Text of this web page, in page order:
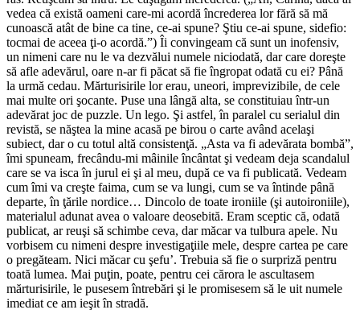
vedea că există oameni care-mi acordă încrederea lor fără să mă
cunoască atât de bine ca tine, ce-ai spune? Ştiu ce-ai spune, sidefio:
tocmai de aceea ţi-o acordă.”) Îi convingeam că sunt un inofensiv,
un nimeni care nu le va dezvălui numele niciodată, dar care doreşte
să afle adevărul, oare n-ar fi păcat să fie îngropat odată cu ei? Până
la urmă cedau. Mărturisirile lor erau, uneori, imprevizibile, de cele
mai multe ori şocante. Puse una lângă alta, se constituiau într-un
adevărat joc de puzzle. Un lego. Şi astfel, în paralel cu serialul din
revistă, se năştea la mine acasă pe birou o carte având acelaşi
subiect, dar o cu totul altă consistenţă. „Asta va fi adevărata bombă”,
îmi spuneam, frecându-mi mâinile încântat şi vedeam deja scandalul
care se va isca în jurul ei şi al meu, după ce va fi publicată. Vedeam
cum îmi va creşte faima, cum se va lungi, cum se va întinde până
departe, în ţările nordice… Dincolo de toate ironiile (şi autoironiile),
materialul adunat avea o valoare deosebită. Eram sceptic că, odată
publicat, ar reuşi să schimbe ceva, dar măcar va tulbura apele. Nu
vorbisem cu nimeni despre investigaţiile mele, despre cartea pe care
o pregăteam. Nici măcar cu şefu’. Trebuia să fie o surpriză pentru
toată lumea. Mai puţin, poate, pentru cei cărora le ascultasem
mărturisirile, le pusesem întrebări şi le promisesem să le uit numele
imediat ce am ieşit în stradă.